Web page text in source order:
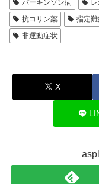
パーキンソン病
抗コリン薬
指定難
非運動症状
X